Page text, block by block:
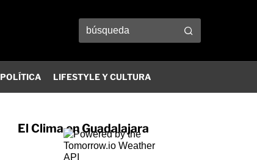
POLÍTICA LIFESTYLE Y CULTURA
El Clima en Guadalajara